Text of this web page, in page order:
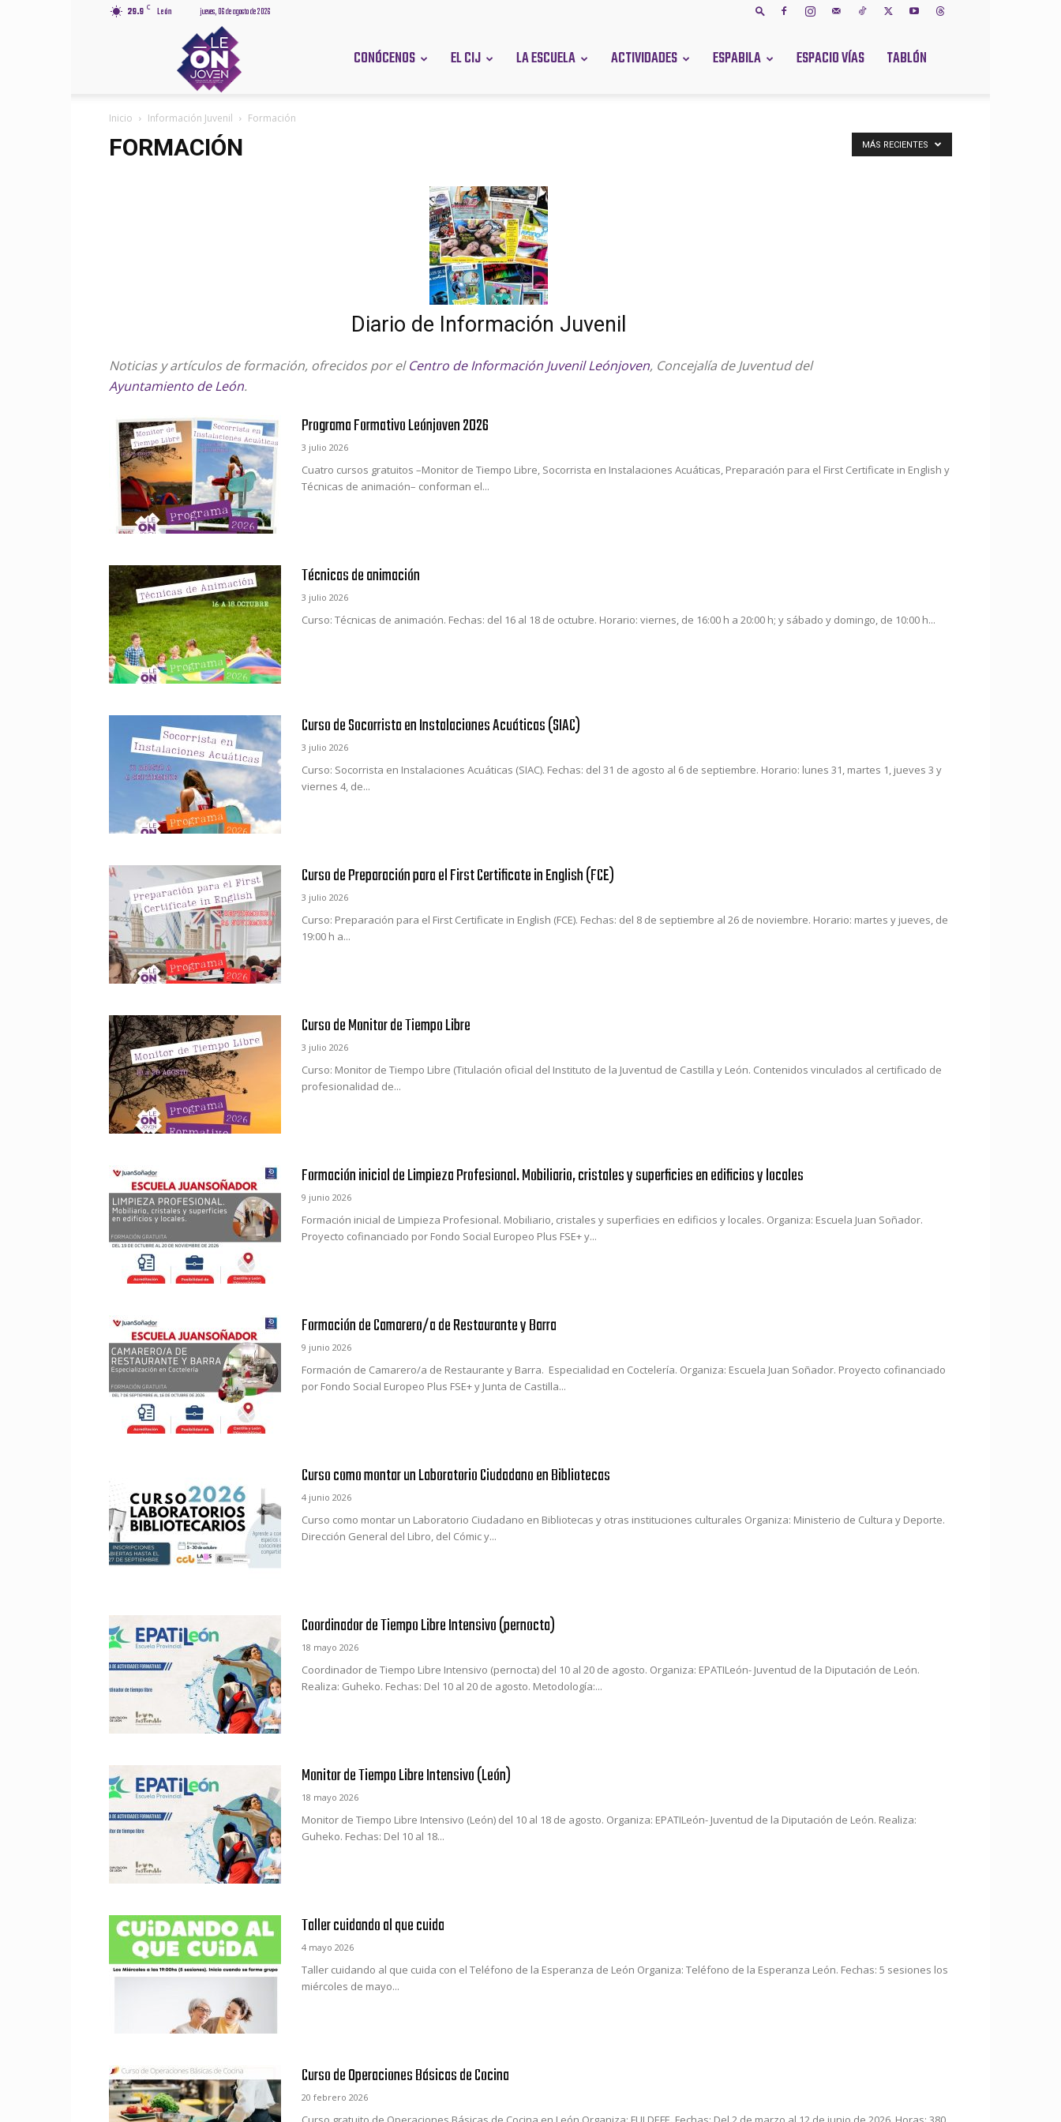
29.9 C León jueves, 06 de agosto de 2026
LeónjovenCONÓCENOS EL CIJ LA ESCUELA ACTIVIDADES ESPABILA ESPACIO VÍAS TABLÓN
Inicio Información Juvenil Formación
FORMACIÓN
Diario de Información Juvenil
Noticias y artículos de formación, ofrecidos por elCentro de Información Juvenil Leónjoven, Concejalía de Juventud del
Ayuntamiento de León.
MÁS RECIENTES
Programa Formativo Leónjoven 2026
3 julio 2026
Cuatro cursos gratuitos –Monitor de Tiempo Libre, Socorrista en Instalaciones Acuáticas, Preparación para el First Certificate in English y
Técnicas de animación– conforman el...
Técnicas de animación
3 julio 2026
Curso: Técnicas de animación. Fechas: del 16 al 18 de octubre. Horario: viernes, de 16:00 h a 20:00 h; y sábado y domingo, de 10:00 h...
Curso de Socorrista en Instalaciones Acuáticas (SIAC)
3 julio 2026
Curso: Socorrista en Instalaciones Acuáticas (SIAC). Fechas: del 31 de agosto al 6 de septiembre. Horario: lunes 31, martes 1, jueves 3 y
viernes 4, de...
Curso de Preparación para el First Certificate in English (FCE)
3 julio 2026
Curso: Preparación para el First Certificate in English (FCE). Fechas: del 8 de septiembre al 26 de noviembre. Horario: martes y jueves, de
19:00 h a...
Curso de Monitor de Tiempo Libre
3 julio 2026
Curso: Monitor de Tiempo Libre (Titulación oficial del Instituto de la Juventud de Castilla y León. Contenidos vinculados al certificado de
profesionalidad de...
Formación inicial de Limpieza Profesional. Mobiliario, cristales y superficies en edificios y locales
9 junio 2026
Formación inicial de Limpieza Profesional. Mobiliario, cristales y superficies en edificios y locales. Organiza: Escuela Juan Soñador.
Proyecto cofinanciado por Fondo Social Europeo Plus FSE+ y...
Formación de Camarero/a de Restaurante y Barra
9 junio 2026
Formación de Camarero/a de Restaurante y Barra. Especialidad en Coctelería. Organiza: Escuela Juan Soñador. Proyecto cofinanciado
por Fondo Social Europeo Plus FSE+ y Junta de Castilla...
Curso como montar un Laboratorio Ciudadano en Bibliotecas
4 junio 2026
Curso como montar un Laboratorio Ciudadano en Bibliotecas y otras instituciones culturales Organiza: Ministerio de Cultura y Deporte.
Dirección General del Libro, del Cómic y...
Coordinador de Tiempo Libre Intensivo (pernocta)
18 mayo 2026
Coordinador de Tiempo Libre Intensivo (pernocta) del 10 al 20 de agosto. Organiza: EPATILeón- Juventud de la Diputación de León.
Realiza: Guheko. Fechas: Del 10 al 20 de agosto. Metodología:...
Monitor de Tiempo Libre Intensivo (León)
18 mayo 2026
Monitor de Tiempo Libre Intensivo (León) del 10 al 18 de agosto. Organiza: EPATILeón- Juventud de la Diputación de León. Realiza:
Guheko. Fechas: Del 10 al 18...
Taller cuidando al que cuida
4 mayo 2026
Taller cuidando al que cuida con el Teléfono de la Esperanza de León Organiza: Teléfono de la Esperanza León. Fechas: 5 sesiones los
miércoles de mayo...
Curso de Operaciones Básicas de Cocina
20 febrero 2026